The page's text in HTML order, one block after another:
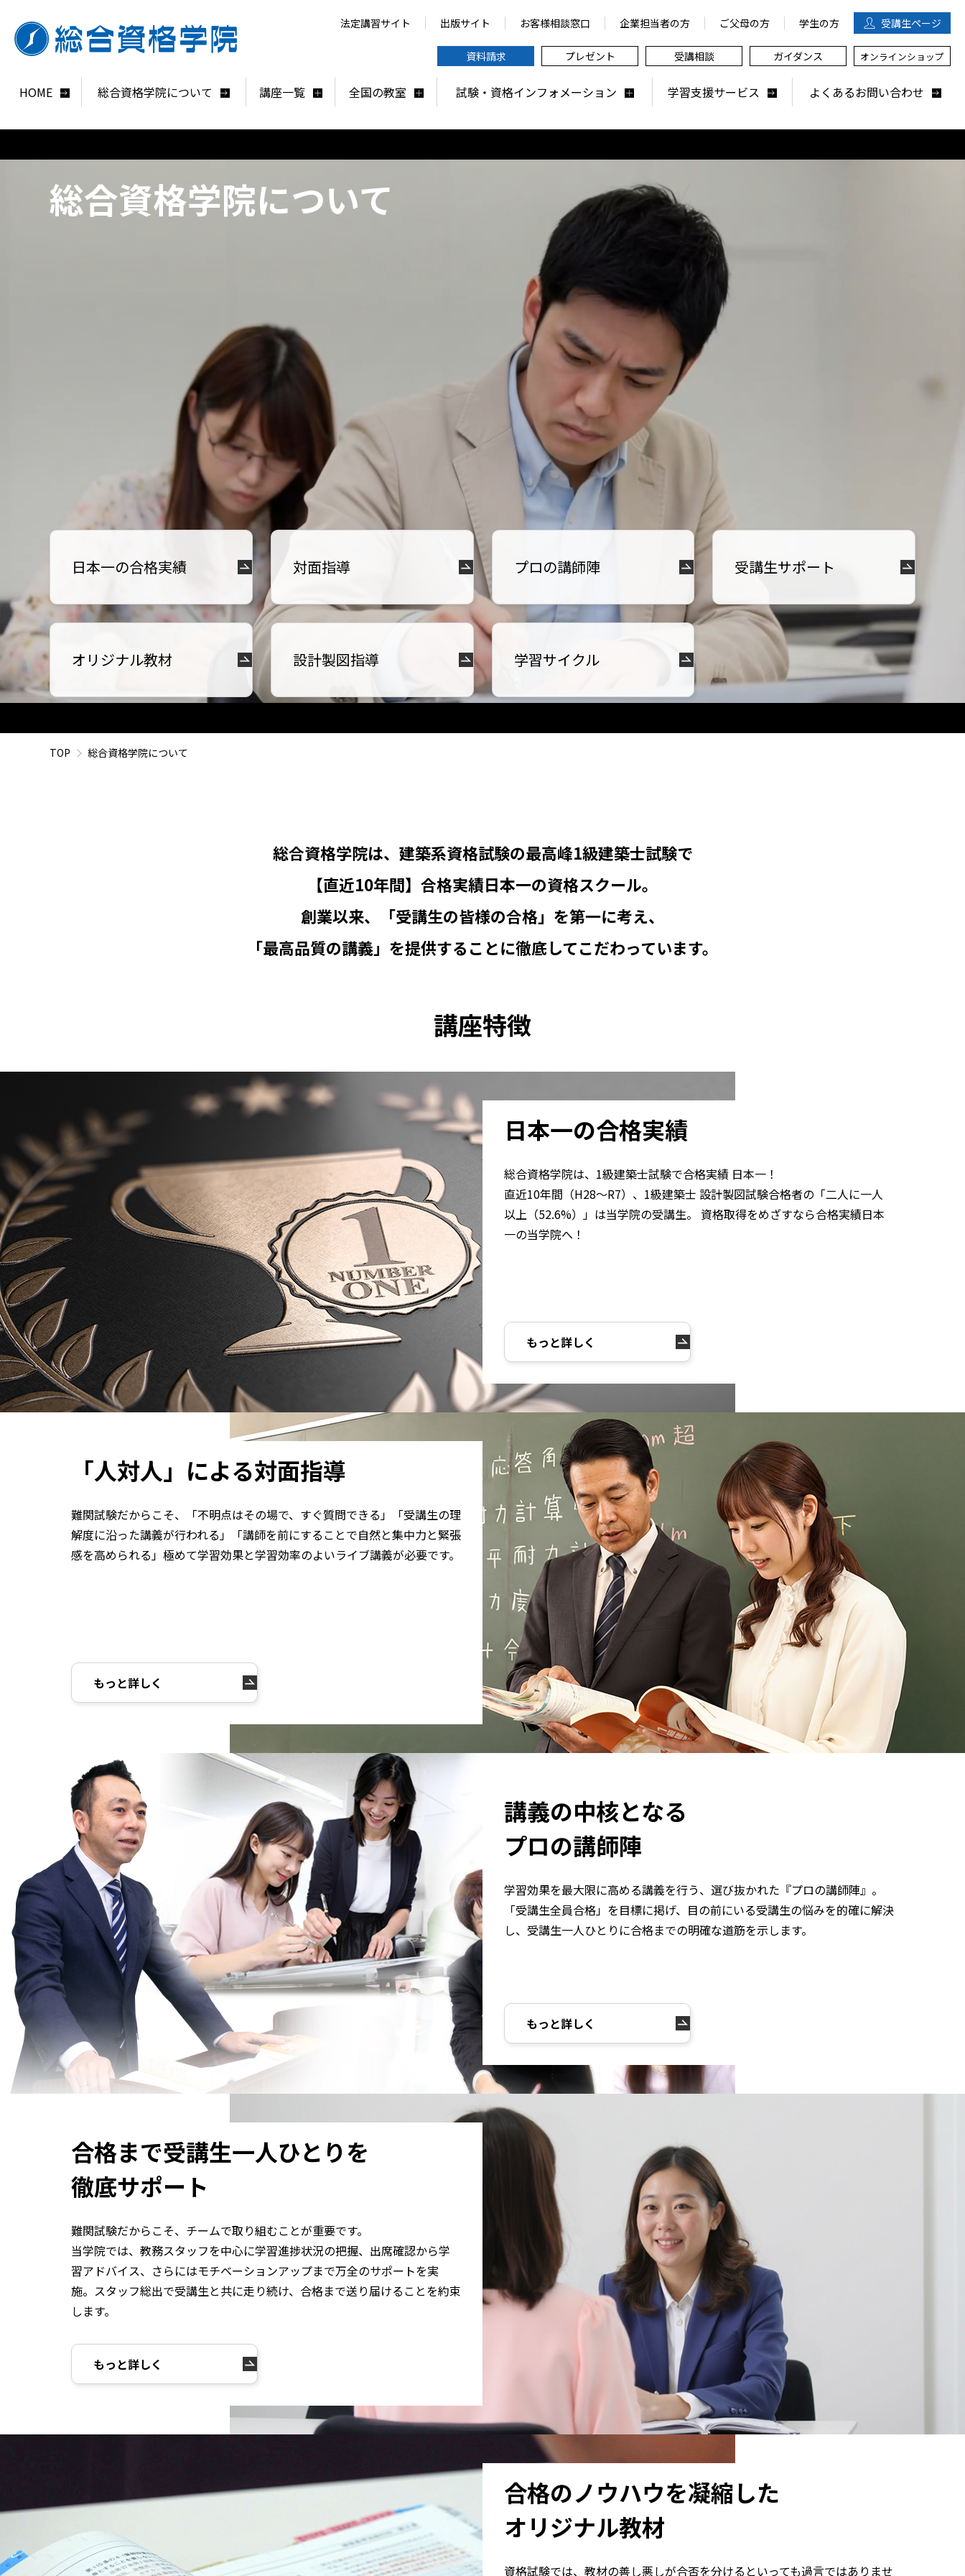
HOME 総合資格学院について 講座一覧 全国の教室 試験・資格インフォメーション 学習支援サービス よくあるお問い合わせ
受講生ページ
企業担当者の方 ご父母の方 学生の方
法定講習サイト 出版サイト お客様相談窓口
資料請求 プレゼント 受講相談 ガイダンス オンラインショップ
総合資格学院について
日本一の合格実績 対面指導 プロの講師陣 受講生サポート
オリジナル教材 設計製図指導 学習サイクル
TOP 総合資格学院について
総合資格学院は、 建築系資格試験の最高峰1級建築士試験で
【直近10年間】合格実績日本一の資格スクール。
創業以来、
「受講生の皆様の合格」を第一に考え、
「最高品質の講義」を提供することに徹底してこだわっています。
講座特徴
日本一の合格実績
総合資格学院は、1級建築士試験で合格実績 日本一！
直近10年間（H28～R7）、1級建築士 設計製図試験合格者の「二人に一人
以上（52.6%）」は当学院の受講生。 資格取得をめざすなら合格実績日本
一の当学院へ！
もっと詳しく
「人対人」による対面指導
難関試験だからこそ、「不明点はその場で、すぐ質問できる」「受講生の理
解度に沿った講義が行われる」「講師を前にすることで自然と集中力と緊張
感を高められる」極めて学習効果と学習効率のよいライブ講義が必要です。
もっと詳しく
講義の中核となる
プロの講師陣
学習効果を最大限に高める講義を行う、選び抜かれた『プロの講師陣』。
「受講生全員合格」を目標に掲げ、目の前にいる受講生の悩みを的確に解決
し、受講生一人ひとりに合格までの明確な道筋を示します。
もっと詳しく
合格まで受講生一人ひとりを
徹底サポート
難関試験だからこそ、チームで取り組むことが重要です。
当学院では、教務スタッフを中心に学習進捗状況の把握、出席確認から学
習アドバイス、さらにはモチベーションアップまで万全のサポートを実
施。スタッフ総出で受講生と共に走り続け、合格まで送り届けることを約束
します。
もっと詳しく
合格のノウハウを凝縮した
オリジナル教材
資格試験では、教材の善し悪しが合否を分けるといっても過言ではありませ